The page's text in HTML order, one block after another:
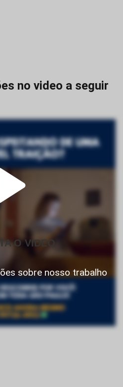
no video a seguir
O VIDEO
sobre nosso trabalho